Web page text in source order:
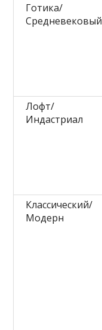
Готика/
Средневековый
Лофт/
Индастриал
Классический/
Модерн